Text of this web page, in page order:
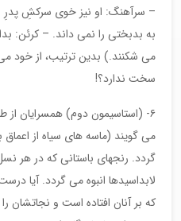
– سرآهنگ: او نیز خوی سرکشِ پدرِ
به بدبختی را نمی داند. – کرئن:
می شکنند.) بدین ترتیب، از خود
سخت ندارد؟!
۶- (استاسیمون دوم) همسرایان از
می گویند (ماسه های سیاه از
گردد. رنجهای باستانی که در هر
لابداسیدها انبوه می گردد. آیا
که بر آنان افتاده است و نجاتشان